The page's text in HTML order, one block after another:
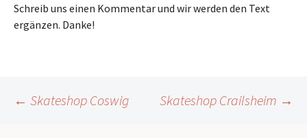
Schreib uns einen Kommentar und wir werden den Text
ergänzen. Danke!
Beitragsnavigation
← Skateshop Coswig Skateshop Crailsheim →